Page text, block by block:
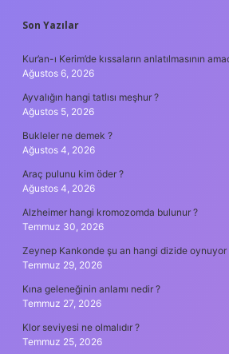
SIDEBAR
Son Yazılar
Kur’an-ı Kerim’de kıssaların anlatılmasının
Ağustos 6, 2026
Ayvalığın hangi tatlısı meşhur ?
Ağustos 5, 2026
Bukleler ne demek ?
Ağustos 4, 2026
Araç pulunu kim öder ?
Ağustos 4, 2026
Alzheimer hangi kromozomda bulunur ?
Temmuz 30, 2026
Zeynep Kankonde şu an hangi dizide oynuyor
Temmuz 29, 2026
Kına geleneğinin anlamı nedir ?
Temmuz 27, 2026
Klor seviyesi ne olmalıdır ?
Temmuz 25, 2026